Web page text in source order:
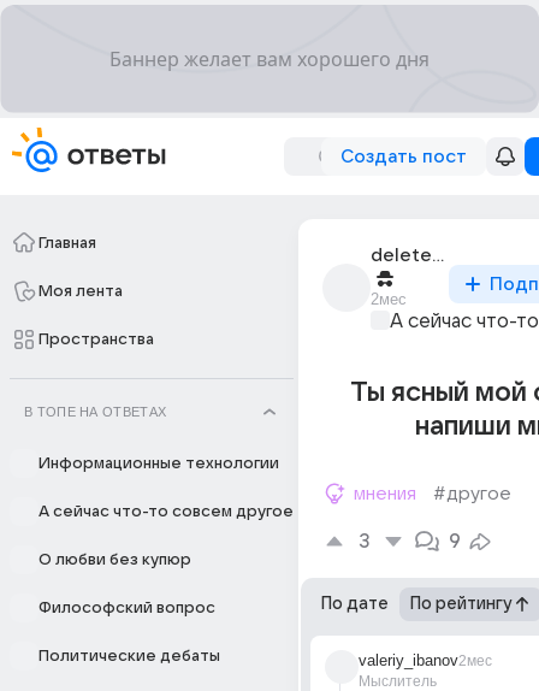
Создать пост
Главная
Моя лента
Пространства
В ТОПЕ НА ОТВЕТАХ
Информационные технологии
А сейчас что-то совсем другое
О любви без купюр
Философский вопрос
Политические дебаты
deleted_315706972_
2мес
А сейчас что-
Ты ясный мой
напиши
мнения #другое
3 9
По дате По рейтингу
valeriy_ibanov
Мыслитель
2мес